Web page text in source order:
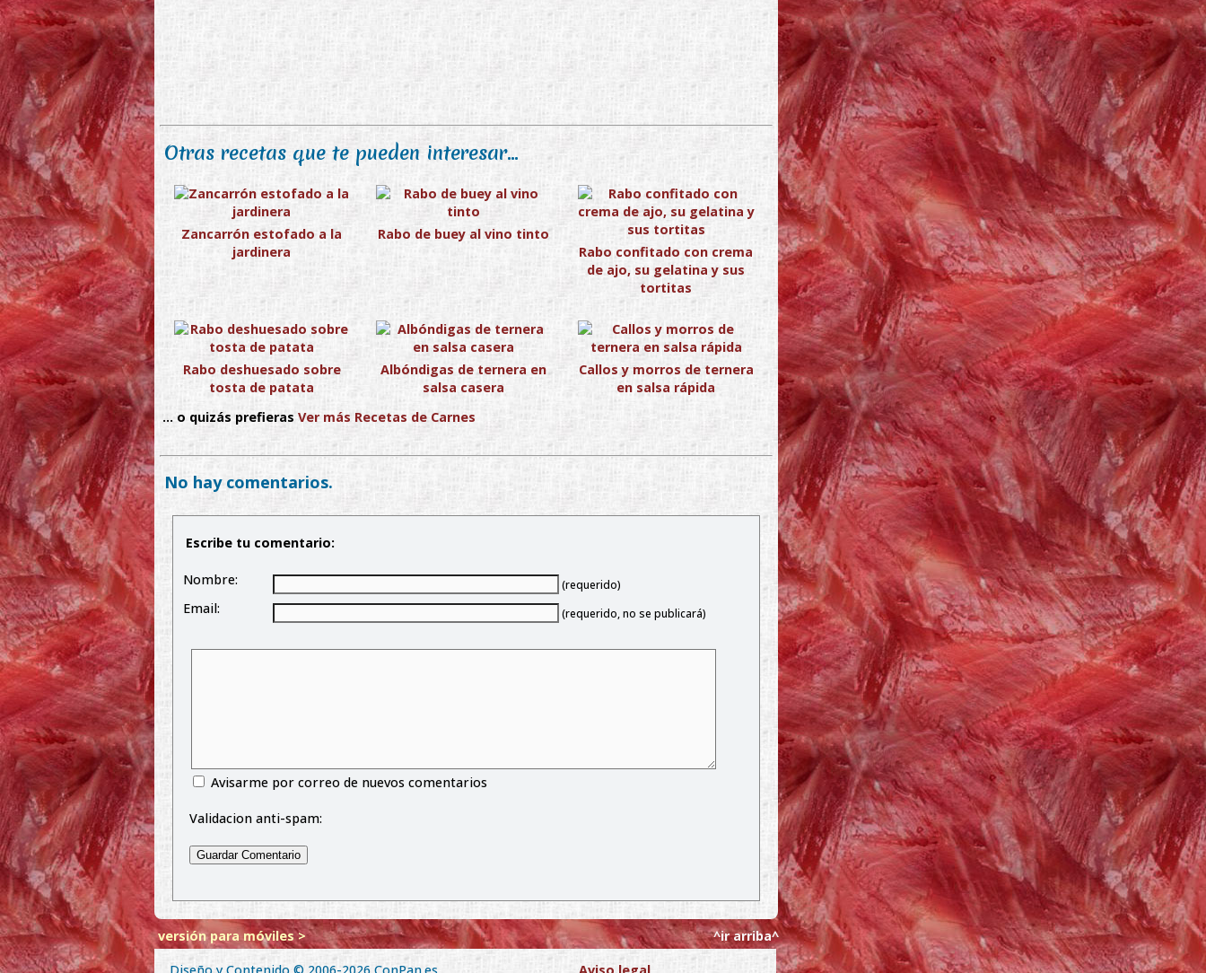
Otras recetas que te pueden interesar...
Zancarrón estofado a la
jardinera
Rabo de buey al vino tinto
Rabo confitado con crema
de ajo, su gelatina y sus
tortitas
Rabo deshuesado sobre
tosta de patata
Albóndigas de ternera en
salsa casera
Callos y morros de ternera
en salsa rápida
... o quizás prefieras Ver más Recetas de Carnes
No hay comentarios.
Escribe tu comentario:
Nombre: (requerido)
Email: (requerido, no se publicará)
Avisarme por correo de nuevos comentarios
Validacion anti-spam:
versión para móviles >
^ir arriba^